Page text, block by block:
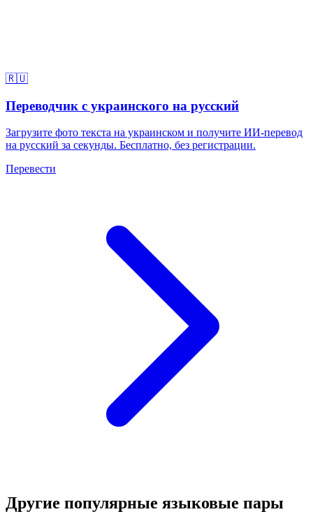
🇷🇺
Переводчик с украинского на русский
Загрузите фото текста на украинском и получите ИИ-перевод
на русский за секунды. Бесплатно, без регистрации.
Перевести
Другие популярные языковые пары